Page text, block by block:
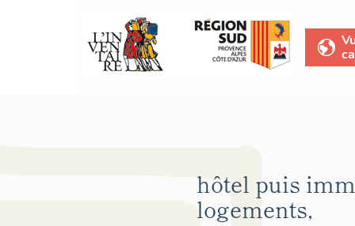
hôtel puis
logements,